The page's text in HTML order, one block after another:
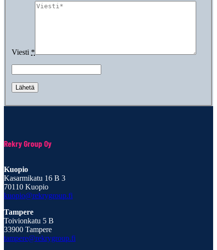
Viesti *
Rekry Group Oy
Kuopio
Kasarmikatu 16 B 3
70110 Kuopio
kuopio@rekrygroup.fi
Tampere
Toivionkatu 5 B
33900 Tampere
tampere@rekrygroup.fi